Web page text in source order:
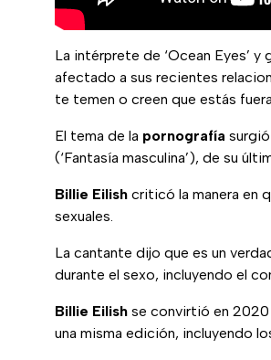
La intérprete de ‘Ocean Eyes’
afectado a sus recientes
te temen o creen que estás
El tema de la pornografía
(‘Fantasía masculina’), de su
Billie Eilish criticó la manera en
sexuales.
La cantante dijo que es un
durante el sexo, incluyendo el
Billie Eilish se convirtió en 2020
una misma edición, incluyendo